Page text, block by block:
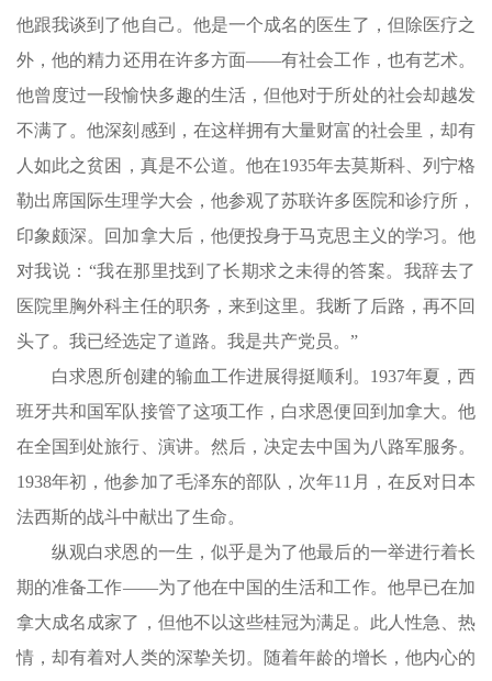
他跟我谈到了他自己。他是一个成名的医生了，但除医疗之
外，他的精力还用在许多方面——有社会工作，也有艺术。
他曾度过一段愉快多趣的生活，但他对于所处的社会却越发
不满了。他深刻感到，在这样拥有大量财富的社会里，却有
人如此之贫困，真是不公道。他在1935年去莫斯科、列宁格
勒出席国际生理学大会，他参观了苏联许多医院和诊疗所，
印象颇深。回加拿大后，他便投身于马克思主义的学习。他
对我说：“我在那里找到了长期求之未得的答案。我辞去了
医院里胸外科主任的职务，来到这里。我断了后路，再不回
头了。我已经选定了道路。我是共产党员。”
白求恩所创建的输血工作进展得挺顺利。1937年夏，西
班牙共和国军队接管了这项工作，白求恩便回到加拿大。他
在全国到处旅行、演讲。然后，决定去中国为八路军服务。
1938年初，他参加了毛泽东的部队，次年11月，在反对日本
法西斯的战斗中献出了生命。
纵观白求恩的一生，似乎是为了他最后的一举进行着长
期的准备工作——为了他在中国的生活和工作。他早已在加
拿大成名成家了，但他不以这些桂冠为满足。此人性急、热
情，却有着对人类的深挚关切。随着年龄的增长，他内心的